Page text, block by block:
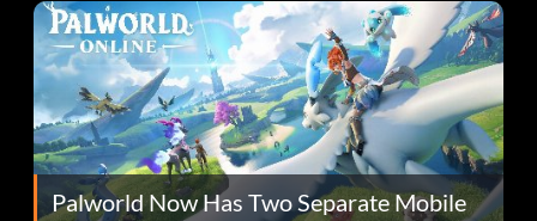
Palworld Now Has Two Separate Mobile